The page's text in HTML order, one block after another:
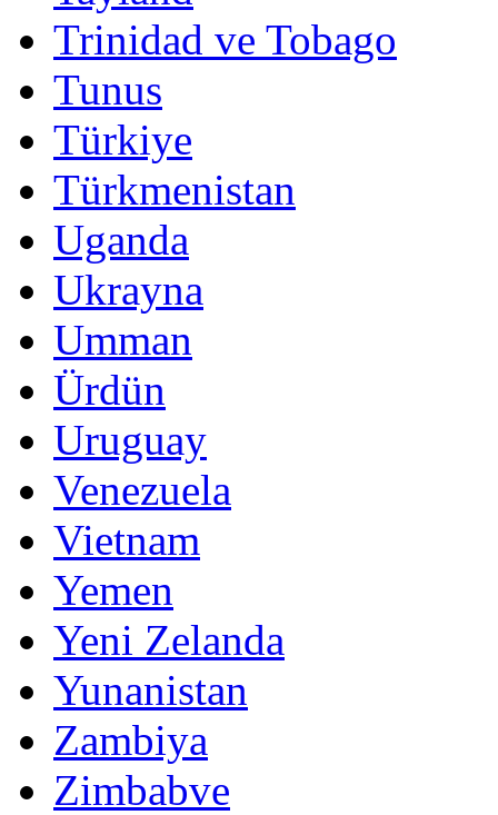
Trinidad ve Tobago
Tunus
Türkiye
Türkmenistan
Uganda
Ukrayna
Umman
Ürdün
Uruguay
Venezuela
Vietnam
Yemen
Yeni Zelanda
Yunanistan
Zambiya
Zimbabve